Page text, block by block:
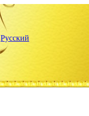
Русский